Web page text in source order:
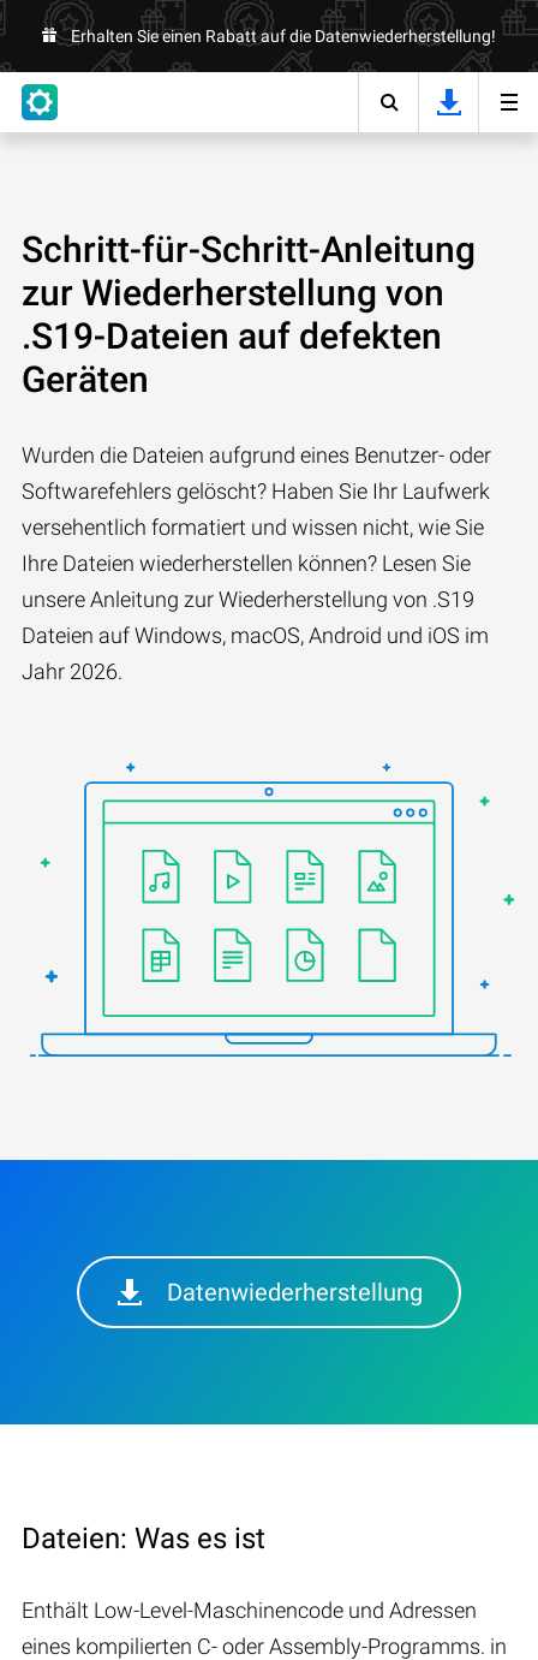
Erhalten Sie einen Rabatt auf die Datenwiederherstellung!
Schritt-für-Schritt-Anleitung
zur Wiederherstellung von
.S19-Dateien auf defekten
Geräten
Wurden die Dateien aufgrund eines Benutzer- oder
Softwarefehlers gelöscht? Haben Sie Ihr Laufwerk
versehentlich formatiert und wissen nicht, wie Sie
Ihre Dateien wiederherstellen können? Lesen Sie
unsere Anleitung zur Wiederherstellung von .S19
Dateien auf Windows, macOS, Android und iOS im
Jahr 2026.
Datenwiederherstellung
Dateien: Was es ist
Enthält Low-Level-Maschinencode und Adressen
eines kompilierten C- oder Assembly-Programms. in